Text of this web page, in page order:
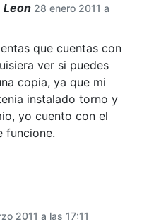
Leon 28 enero 2011 a
que cuentas con
ver si puedes
copia, ya que mi
instalado torno y
yo cuento con el
funcione.
2011 a las 17:11